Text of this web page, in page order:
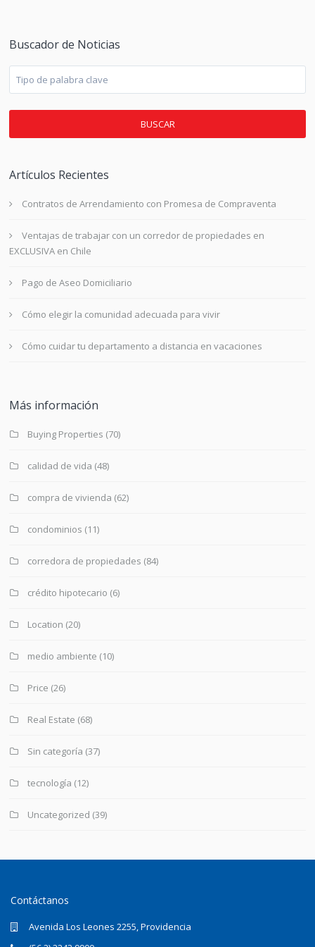
Buscador de Noticias
BUSCAR
Artículos Recientes
Contratos de Arrendamiento con Promesa de Compraventa
Ventajas de trabajar con un corredor de propiedades en
EXCLUSIVA en Chile
Pago de Aseo Domiciliario
Cómo elegir la comunidad adecuada para vivir
Cómo cuidar tu departamento a distancia en vacaciones
Más información
Buying Properties (70)
calidad de vida (48)
compra de vivienda (62)
condominios (11)
corredora de propiedades (84)
crédito hipotecario (6)
Location (20)
medio ambiente (10)
Price (26)
Real Estate (68)
Sin categoría (37)
tecnología (12)
Uncategorized (39)
Contáctanos
Avenida Los Leones 2255, Providencia